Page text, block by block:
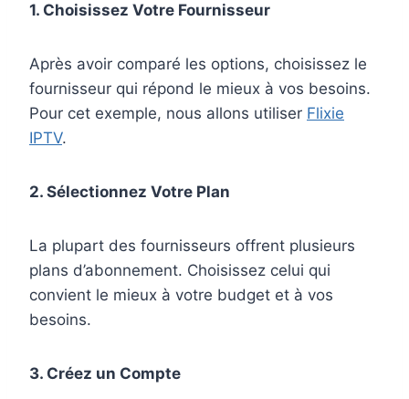
1. Choisissez Votre Fournisseur
Après avoir comparé les options, choisissez le
fournisseur qui répond le mieux à vos besoins.
Pour cet exemple, nous allons utiliser Flixie
IPTV.
2. Sélectionnez Votre Plan
La plupart des fournisseurs offrent plusieurs
plans d’abonnement. Choisissez celui qui
convient le mieux à votre budget et à vos
besoins.
3. Créez un Compte